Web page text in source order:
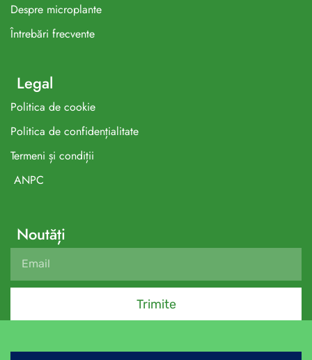
Despre microplante
Întrebări frecvente
Legal
Politica de cookie
Politica de confidențialitate
Termeni și condiții
ANPC
Noutăți
Trimite